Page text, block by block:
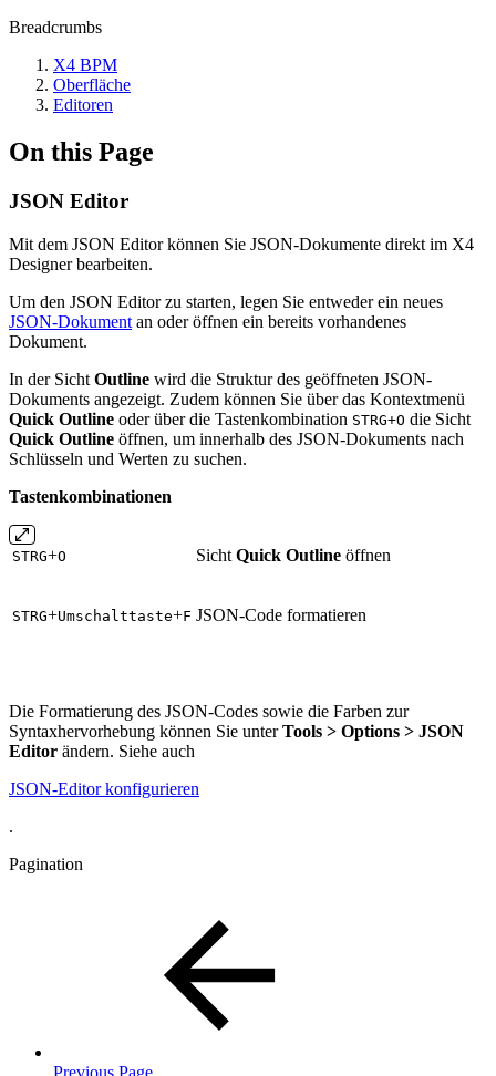
Breadcrumbs
X4 BPM
Oberfläche
Editoren
On this Page
JSON Editor
Mit dem JSON Editor können Sie JSON-Dokumente direkt im X4
Designer bearbeiten.
Um den JSON Editorzu starten, legen Sie entweder ein neues
JSON-Dokument an oder öffnen ein bereits vorhandenes
Dokument.
In der Sicht Outline wird die Struktur des geöffneten JSON-
Dokuments angezeigt. Zudem können Sie über das Kontextmenü
Quick Outline oder über die Tastenkombination STRG+O die Sicht
Quick Outline öffnen, um innerhalb des JSON-Dokuments nach
Schlüsseln und Werten zu suchen.
Tastenkombinationen
STRG+O Sicht Quick Outline öffnen
STRG+Umschalttaste+F JSON-Code formatieren
Die Formatierung des JSON-Codes sowie die Farben zur
Syntaxhervorhebung können Sie unterTools > Options > JSON
Editor ändern. Siehe auch
JSON-Editor konfigurieren
.
Pagination
Previous Page